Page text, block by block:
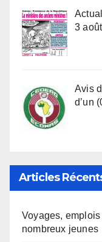
3
Avis
d’un
Articles
Voyages,
nombreux jeunes